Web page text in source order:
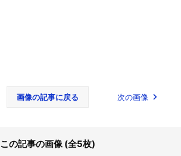
画像の記事に戻る 次の画像
この記事の画像 (全5枚)